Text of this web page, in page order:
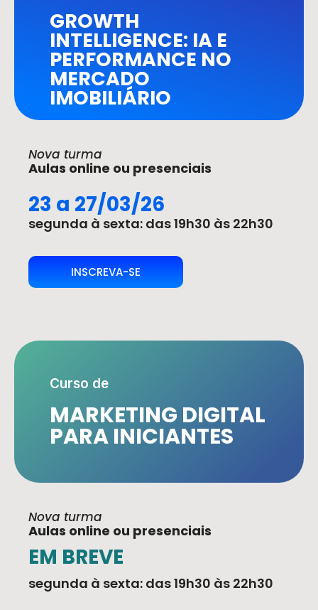
GROWTH
INTELLIGENCE: IA E
PERFORMANCE NO
MERCADO
IMOBILIÁRIO
Nova turma
Aulas online ou presenciais
23 a 27/03/26
segunda à sexta: das 19h30 às 22h30
INSCREVA-SE
Curso de
MARKETING DIGITAL
PARA INICIANTES
Nova turma
Aulas online ou presenciais
EM BREVE
segunda à sexta: das 19h30 às 22h30